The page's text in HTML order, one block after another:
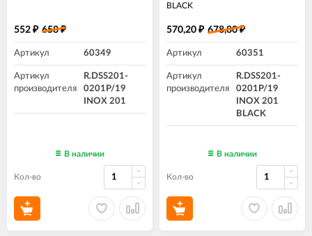
552 ₽ 658₽
Артикул 60349
Артикул
производителя
R.DSS201-
0201P/19
INOX 201
В наличии
Кол-во
BLACK
570,20 ₽ 678,80₽
Артикул 60351
Артикул
производителя
R.DSS201-
0201P/19
INOX 201
BLACK
В наличии
Кол-во